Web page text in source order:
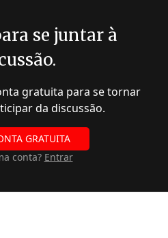
se juntar à
gratuita para se tornar
da discussão.
GRATUITA
conta? Entrar